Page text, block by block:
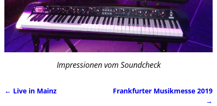
Impressionen vom Soundcheck
← Live in Mainz
Frankfurter Musikmesse 2019
→